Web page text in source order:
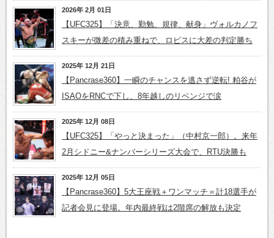
2026年 2月 01日
【UFC325】「決意、勤勉、規律、献身」ヴォルカノフ
スキーが微差の積み重ねで、ロピスに大差の判定勝ち
2025年 12月 21日
【Pancrase360】一瞬のチャンスを逃さず逆転! 粕谷が
ISAOをRNCで下し、8年越しのリベンジで涙
2025年 12月 08日
【UFC325】「やっと決まった」（中村京一郎）。来年
2月シドニー&ナンバーシリーズ大会で、RTU決勝も
2025年 12月 05日
【Pancrase360】5大王座戦＋ワンマッチ＝計18選手が
記者会見に登場。年内最終戦は2階席の解放も決定